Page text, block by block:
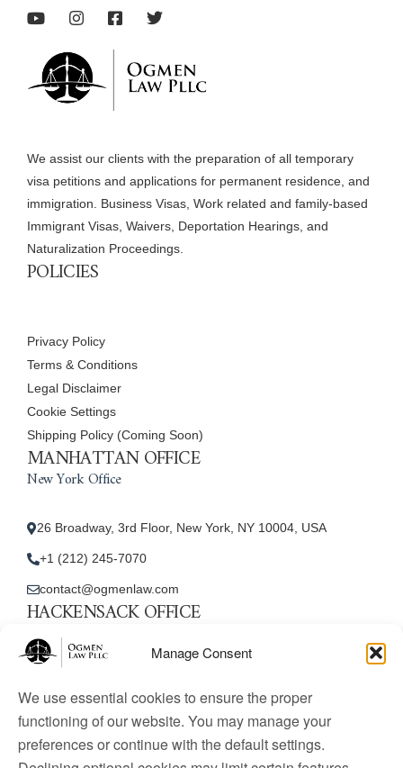
Manage Consent
We use essential cookies to ensure the proper
functioning of our website. You may manage your
preferences or continue with the default settings.
We assist our clients with the preparation of all temporary
visa petitions and applications for permanent residence, and
immigration. Business Visas, Work related and family-based
Immigrant Visas, Waivers, Deportation Hearings, and
Naturalization Proceedings.
POLICIES
Privacy Policy
Terms & Conditions
Legal Disclaimer
Cookie Settings
Shipping Policy (Coming Soon)
MANHATTAN OFFICE
New York Office
26 Broadway, 3rd Floor, New York, NY 10004, USA
+1 (212) 245-7070
contact@ogmenlaw.com
HACKENSACK OFFICE
New Jersey Office
contact@ogmenlaw.com